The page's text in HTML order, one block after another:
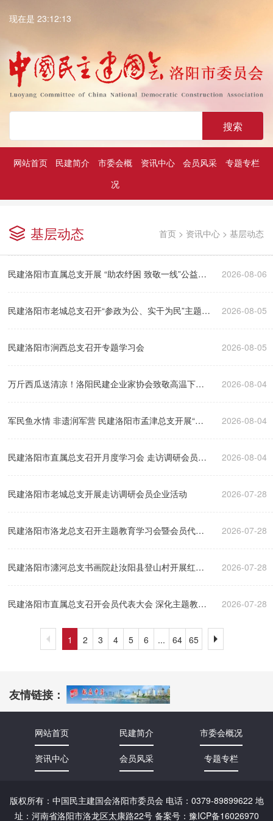
现在是 23:12:13
搜索
网站首页 民建简介
市委会概
况
资讯中心 会员风采 专题专栏
基层动态 首页 > 资讯中心 > 基层动态
民建洛阳市直属总支开展 “助农纾困 致敬一线”公益活
动
2026-08-06
民建洛阳市老城总支召开“参政为公、实干为民”主题教
育学习座谈会
2026-08-05
民建洛阳市涧西总支召开专题学习会 2026-08-05
万斤西瓜送清凉！洛阳民建企业家协会致敬高温下
的“警”色
2026-08-04
军民鱼水情 非遗润军营 民建洛阳市孟津总支开展“八
一”拥军慰问暨非遗文化进军营活动
2026-08-04
民建洛阳市直属总支召开月度学习会 走访调研会员企
业
2026-08-04
民建洛阳市老城总支开展走访调研会员企业活动 2026-07-28
民建洛阳市洛龙总支召开主题教育学习会暨会员代表
大会
2026-07-28
民建洛阳市瀍河总支书画院赴汝阳县登山村开展红色
研学活动
2026-07-28
民建洛阳市直属总支召开会员代表大会 深化主题教育
调研助企发展
2026-07-28
1 2 3 4 5 6 ... 64 65
友情链接：
网站首页 民建简介 市委会概况
资讯中心 会员风采 专题专栏
版权所有：中国民主建国会洛阳市委员会 电话：0379-89899622 地
址：河南省洛阳市洛龙区太康路22号 备案号： 豫ICP备16026970